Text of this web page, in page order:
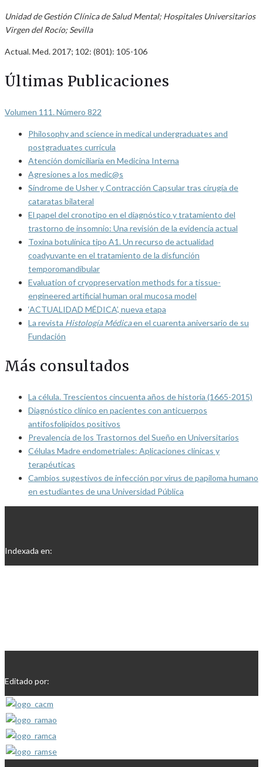
Unidad de Gestión Clínica de Salud Mental; Hospitales Universitarios
Virgen del Rocío; Sevilla
Actual. Med. 2017; 102: (801): 105-106
Últimas Publicaciones
Volumen 111. Número 822
Philosophy and science in medical undergraduates and
postgraduates curricula
Atención domiciliaria en Medicina Interna
Agresiones a los medic@s
Síndrome de Usher y Contracción Capsular tras cirugía de
cataratas bilateral
El papel del cronotipo en el diagnóstico y tratamiento del
trastorno de insomnio: Una revisión de la evidencia actual
Toxina botulínica tipo A1. Un recurso de actualidad
coadyuvante en el tratamiento de la disfunción
temporomandibular
Evaluation of cryopreservation methods for a tissue-
engineered artificial human oral mucosa model
‘ACTUALIDAD MÉDICA’, nueva etapa
La revista Histología Médicaen el cuarenta aniversario de su
Fundación
Más consultados
La célula. Trescientos cincuenta años de historia (1665-2015)
Diagnóstico clínico en pacientes con anticuerpos
antifosfolípidos positivos
Prevalencia de los Trastornos del Sueño en Universitarios
Células Madre endometriales: Aplicaciones clínicas y
terapéuticas
Cambios sugestivos de infección por virus de papiloma humano
en estudiantes de una Universidad Pública
Indexada en:
Editado por: